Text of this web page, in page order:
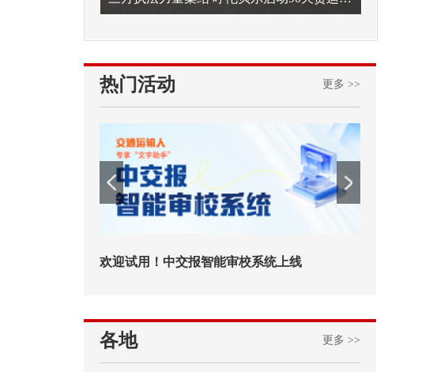
热门活动 更多 >>
欢迎试用！中交报智能审校系统上线
各地 更多 >>